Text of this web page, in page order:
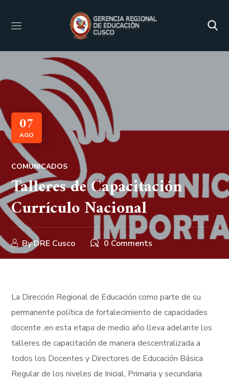
07
AGO
COMUNICADOS
Talleres de Capacitación
Currículo Nacional
ByDRE Cusco 0 Comments
La Dirección Regional de Educación como parte de su
permanente política de fortalecimiento de capacidades
docente ,en esta etapa de medio año lleva adelante los
talleres de capacitación de manera descentralizada a
todos los Docentes y Directores de Educación Básica
Regular de los niveles de Inicial, Primaria y secundaria